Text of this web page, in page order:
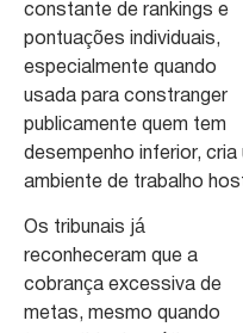
constante de rankings e
pontuações individuais,
especialmente quando
usada para constranger
publicamente quem tem
desempenho inferior, cria
ambiente de trabalho
Os tribunais já
reconheceram que a
cobrança excessiva de
metas, mesmo quando